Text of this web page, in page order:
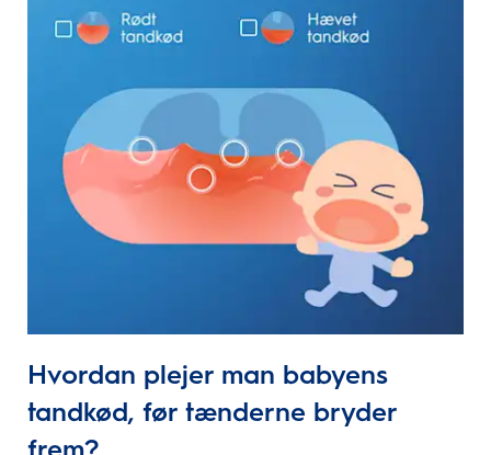
Hvordan plejer man babyens
tandkød, før tænderne bryder